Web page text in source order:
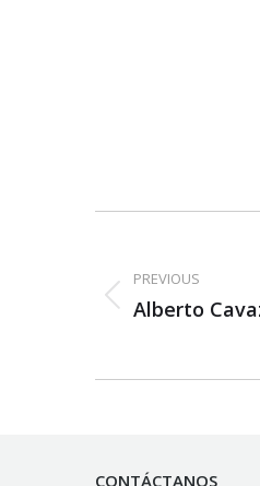
navigation
PREVIOUS
Previous
Alberto
CONTÁCTANOS